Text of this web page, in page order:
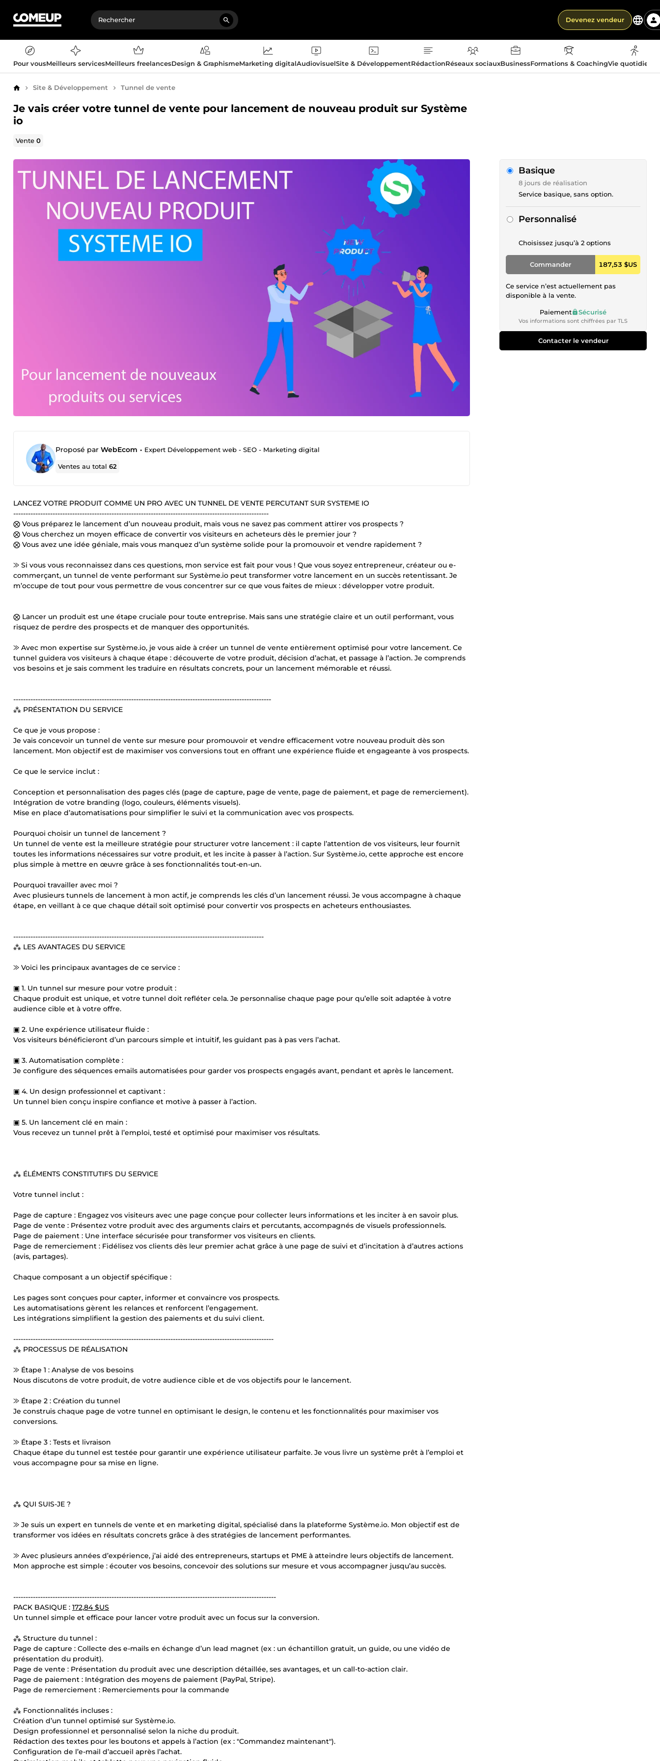
Devenez vendeur
Pour vousMeilleurs servicesMeilleurs freelancesDesign & GraphismeMarketing digitalAudiovisuelSite & DéveloppementRédactionRéseaux sociauxBusinessFormations & CoachingVie
AccueilSite & Développement Tunnel de vente
Je vais créer votre tunnel de vente pour lancement de nouveau produit sur Système
io
Vente0
Proposé par WebEcom • Expert Développement web - SEO - Marketing digital
Ventes au total62
LANCEZ VOTRE PRODUIT COMME UN PRO AVEC UN TUNNEL DE VENTE PERCUTANT SUR SYSTEME IO
--------------------------------------------------------------------------------------------------------
⨂ Vous préparez le lancement d’un nouveau produit, mais vous ne savez pas comment attirer vos prospects ?
⨂ Vous cherchez un moyen efficace de convertir vos visiteurs en acheteurs dès le premier jour ?
⨂ Vous avez une idée géniale, mais vous manquez d’un système solide pour la promouvoir et vendre rapidement ?
⨠ Si vous vous reconnaissez dans ces questions, mon service est fait pour vous ! Que vous soyez entrepreneur, créateur ou e-
commerçant, un tunnel de vente performant sur Système.io peut transformer votre lancement en un succès retentissant. Je
m’occupe de tout pour vous permettre de vous concentrer sur ce que vous faites de mieux : développer votre produit.
⨂ Lancer un produit est une étape cruciale pour toute entreprise. Mais sans une stratégie claire et un outil performant, vous
risquez de perdre des prospects et de manquer des opportunités.
⨠ Avec mon expertise sur Système.io, je vous aide à créer un tunnel de vente entièrement optimisé pour votre lancement. Ce
tunnel guidera vos visiteurs à chaque étape : découverte de votre produit, décision d’achat, et passage à l’action. Je comprends
vos besoins et je sais comment les traduire en résultats concrets, pour un lancement mémorable et réussi.
---------------------------------------------------------------------------------------------------------
⁂ PRÉSENTATION DU SERVICE
Ce que je vous propose :
Je vais concevoir un tunnel de vente sur mesure pour promouvoir et vendre efficacement votre nouveau produit dès son
lancement. Mon objectif est de maximiser vos conversions tout en offrant une expérience fluide et engageante à vos prospects.
Ce que le service inclut :
Conception et personnalisation des pages clés (page de capture, page de vente, page de paiement, et page de remerciement).
Intégration de votre branding (logo, couleurs, éléments visuels).
Mise en place d’automatisations pour simplifier le suivi et la communication avec vos prospects.
Pourquoi choisir un tunnel de lancement ?
Un tunnel de vente est la meilleure stratégie pour structurer votre lancement : il capte l’attention de vos visiteurs, leur fournit
toutes les informations nécessaires sur votre produit, et les incite à passer à l’action. Sur Système.io, cette approche est encore
plus simple à mettre en œuvre grâce à ses fonctionnalités tout-en-un.
Pourquoi travailler avec moi ?
Avec plusieurs tunnels de lancement à mon actif, je comprends les clés d’un lancement réussi. Je vous accompagne à chaque
étape, en veillant à ce que chaque détail soit optimisé pour convertir vos prospects en acheteurs enthousiastes.
------------------------------------------------------------------------------------------------------
⁂ LES AVANTAGES DU SERVICE
⨠ Voici les principaux avantages de ce service :
▣ 1. Un tunnel sur mesure pour votre produit :
Chaque produit est unique, et votre tunnel doit refléter cela. Je personnalise chaque page pour qu’elle soit adaptée à votre
audience cible et à votre offre.
▣ 2. Une expérience utilisateur fluide :
Vos visiteurs bénéficieront d’un parcours simple et intuitif, les guidant pas à pas vers l’achat.
▣ 3. Automatisation complète :
Je configure des séquences emails automatisées pour garder vos prospects engagés avant, pendant et après le lancement.
▣ 4. Un design professionnel et captivant :
Un tunnel bien conçu inspire confiance et motive à passer à l’action.
▣ 5. Un lancement clé en main :
Vous recevez un tunnel prêt à l’emploi, testé et optimisé pour maximiser vos résultats.
⁂ ÉLÉMENTS CONSTITUTIFS DU SERVICE
Votre tunnel inclut :
Page de capture : Engagez vos visiteurs avec une page conçue pour collecter leurs informations et les inciter à en savoir plus.
Page de vente : Présentez votre produit avec des arguments clairs et percutants, accompagnés de visuels professionnels.
Page de paiement : Une interface sécurisée pour transformer vos visiteurs en clients.
Page de remerciement : Fidélisez vos clients dès leur premier achat grâce à une page de suivi et d’incitation à d’autres actions
(avis, partages).
Chaque composant a un objectif spécifique :
Les pages sont conçues pour capter, informer et convaincre vos prospects.
Les automatisations gèrent les relances et renforcent l’engagement.
Les intégrations simplifient la gestion des paiements et du suivi client.
----------------------------------------------------------------------------------------------------------
⁂ PROCESSUS DE RÉALISATION
⨠ Étape 1 : Analyse de vos besoins
Nous discutons de votre produit, de votre audience cible et de vos objectifs pour le lancement.
⨠ Étape 2 : Création du tunnel
Je construis chaque page de votre tunnel en optimisant le design, le contenu et les fonctionnalités pour maximiser vos
conversions.
⨠ Étape 3 : Tests et livraison
Chaque étape du tunnel est testée pour garantir une expérience utilisateur parfaite. Je vous livre un système prêt à l’emploi et
vous accompagne pour sa mise en ligne.
⁂ QUI SUIS-JE ?
⨠ Je suis un expert en tunnels de vente et en marketing digital, spécialisé dans la plateforme Système.io. Mon objectif est de
transformer vos idées en résultats concrets grâce à des stratégies de lancement performantes.
⨠ Avec plusieurs années d’expérience, j’ai aidé des entrepreneurs, startups et PME à atteindre leurs objectifs de lancement.
Mon approche est simple : écouter vos besoins, concevoir des solutions sur mesure et vous accompagner jusqu’au succès.
-----------------------------------------------------------------------------------------------------------
PACK BASIQUE : 172,84 $US
Un tunnel simple et efficace pour lancer votre produit avec un focus sur la conversion.
⁂ Structure du tunnel :
Page de capture : Collecte des e-mails en échange d’un lead magnet (ex : un échantillon gratuit, un guide, ou une vidéo de
présentation du produit).
Page de vente : Présentation du produit avec une description détaillée, ses avantages, et un call-to-action clair.
Page de paiement : Intégration des moyens de paiement (PayPal, Stripe).
Page de remerciement : Remerciements pour la commande
⁂ Fonctionnalités incluses :
Création d’un tunnel optimisé sur Système.io.
Design professionnel et personnalisé selon la niche du produit.
Rédaction des textes pour les boutons et appels à l’action (ex : "Commandez maintenant").
Configuration de l’e-mail d’accueil après l’achat.
Basique
8 jours de réalisation
Service basique, sans option.
Personnalisé
Choisissez jusqu’à 2 options
Commander 187,53 $US
Ce service n’est actuellement pas
disponible à la vente.
Paiement Sécurisé
Vos informations sont chiffrées par TLS
Contacter le vendeur